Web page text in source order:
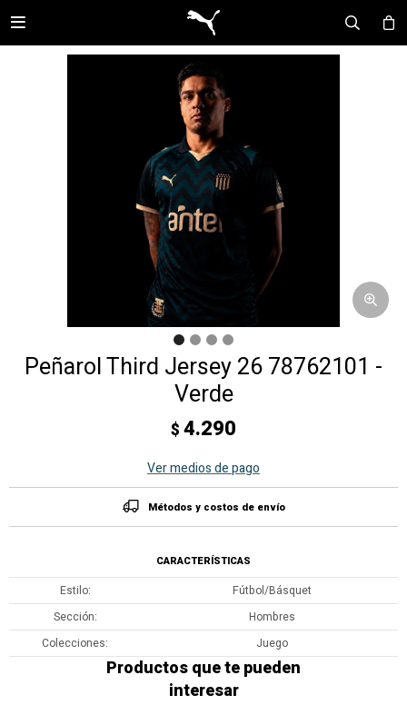

Peñarol Third Jersey 26 78762101 -
Verde
$ 4.290
Ver medios de pago
Métodos y costos de envío
CARACTERÍSTICAS
Estilo
Fútbol/Básquet
Sección
Hombres
Colecciones
Juego
Productos que te pueden
interesar